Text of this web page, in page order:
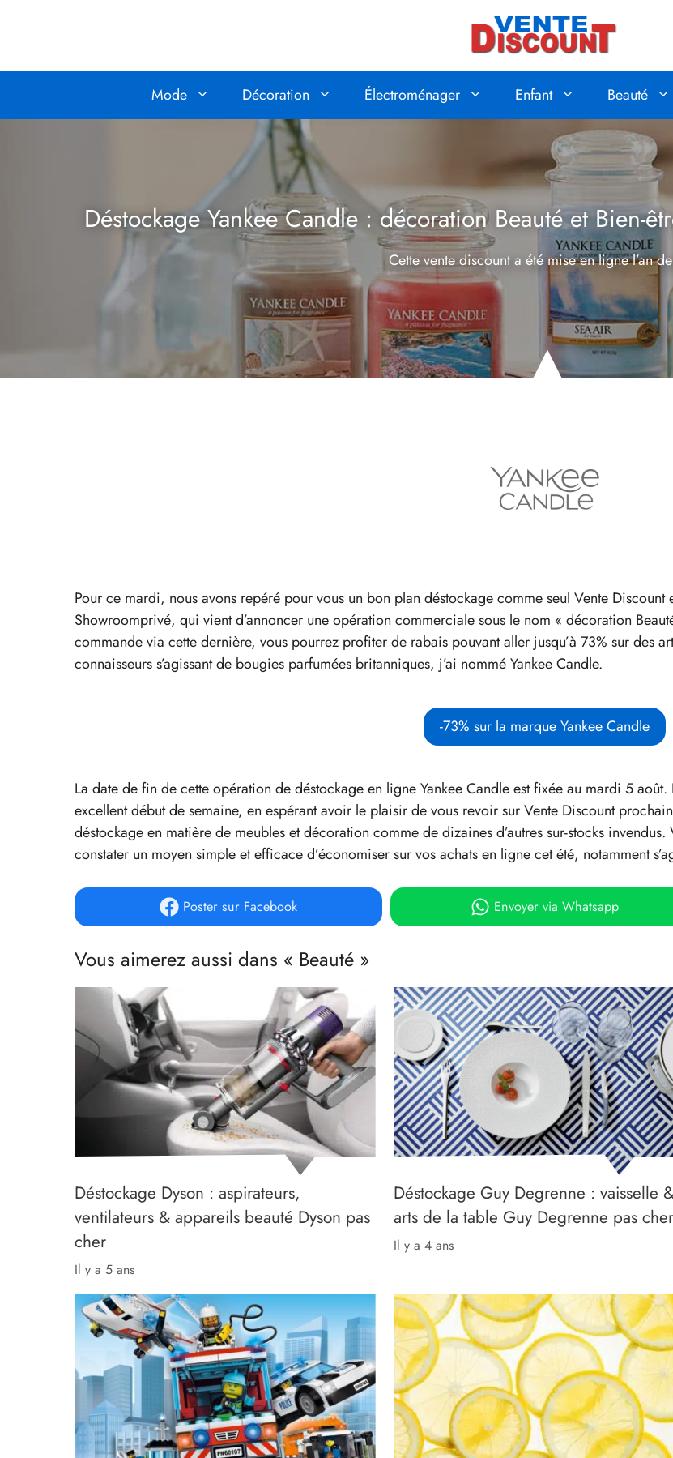
Mode
Décoration Électroménager Enfant Beauté
Déstockage Yankee Candle : décoration Beauté et Bien-
Cette vente discount a été mise en lignel’an
Pour ce mardi, nous avons repéré pour vous un bon plan déstockage comme seul Vente Discount
Showroomprivé, qui vient d’annoncer une opération commerciale sous le nom « décoration
commande via cette dernière, vous pourrez profiter de rabais pouvant aller jusqu’à 73% sur des
connaisseurs s’agissant de bougies parfumées britanniques, j’ai nommé Yankee Candle.
-73% sur la marque Yankee Candle
La date de fin de cette opération de déstockage en ligne Yankee Candle est fixée au mardi 5 août.
excellent début de semaine, en espérant avoir le plaisir de vous revoir sur Vente Discount
déstockage en matière de meubles et décoration comme de dizaines d’autres sur-stocks
constater un moyen simple et efficace d’économiser sur vos achats en ligne cet été, notamment
Poster sur Facebook Envoyervia Whatsapp
Vous aimerez aussi dans « Beauté »
Déstockage Dyson : aspirateurs,
ventilateurs & appareils beauté Dyson pas
cher
il y a 5 ans
Déstockage Guy Degrenne : vaisselle
arts de la table Guy Degrenne pas cher
il y a 4 ans